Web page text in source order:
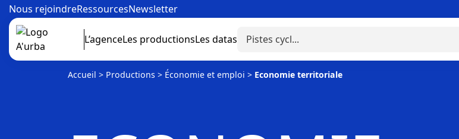
Nous rejoindreRessourcesNewsletter
L’agenceLes productionsLes datas
Accueil > Productions > Économie et emploi > Economie territoriale